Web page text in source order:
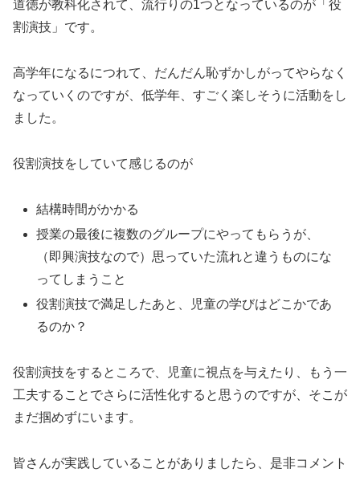
道徳が教科化されて、流行りの1つとなっているのが「役
割演技」です。
高学年になるにつれて、だんだん恥ずかしがってやらなく
なっていくのですが、低学年、すごく楽しそうに活動をし
ました。
役割演技をしていて感じるのが
結構時間がかかる
授業の最後に複数のグループにやってもらうが、
（即興演技なので）思っていた流れと違うものにな
ってしまうこと
役割演技で満足したあと、児童の学びはどこかであ
るのか？
役割演技をするところで、児童に視点を与えたり、もう一
工夫することでさらに活性化すると思うのですが、そこが
まだ掴めずにいます。
皆さんが実践していることがありましたら、是非コメント